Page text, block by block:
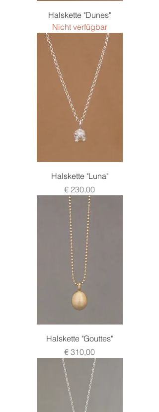
Halskette "Dunes"
Nicht verfügbar
Halskette "Luna"
Preis
€ 230,00
Halskette "Gouttes"
Preis
€ 310,00